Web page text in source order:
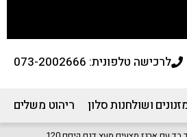
לרכישה טלפונית: 073-2002666
ושולחנות סלון ריהוט משלים